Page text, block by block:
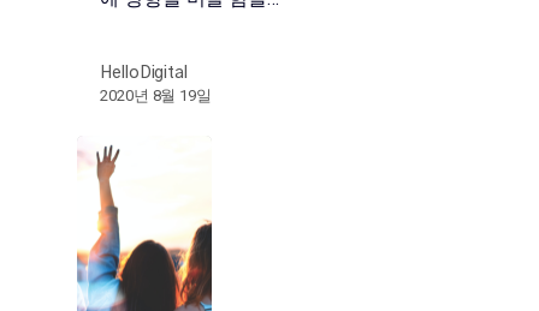
HelloDigital
2020년 8월 19일